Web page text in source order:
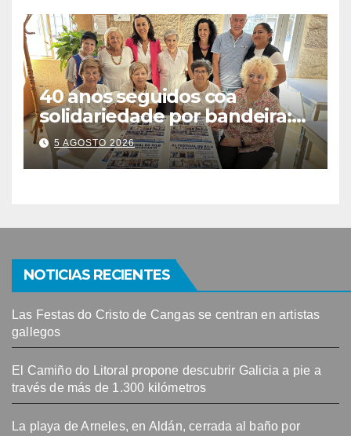
40 anos seguidos coa
solidariedade por bandeira:
este venres celébrase o
Festival do Kilo no Auditorio
5 AGOSTO 2026
NOTICIAS RECIENTES
Las Festas do Cristo de Cangas se centran en artistas
gallegos
El Camiño do Litoral propone descubrir Galicia a pie a
través de más de 1.300 kilómetros
La playa de Arneles, en Aldán, cerrada al baño por